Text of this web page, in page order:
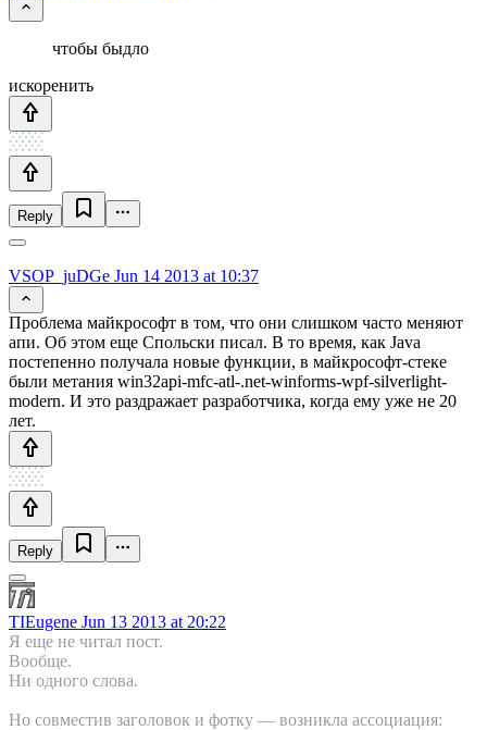
чтобы быдло
искоренить
Reply
VSOP_juDGe Jun 14 2013 at 10:37
Проблема майкрософт в том, что они слишком часто меняют
апи. Об этом еще Спольски писал. В то время, как Java
постепенно получала новые функции, в майкрософт-стеке
были метания win32api-mfc-atl-.net-winforms-wpf-silverlight-
modern. И это раздражает разработчика, когда ему уже не 20
лет.
Reply
TIEugene Jun 13 2013 at 20:22
Я еще не читал пост.
Вообще.
Ни одного слова.
Но совместив заголовок и фотку — возникла ассоциация: